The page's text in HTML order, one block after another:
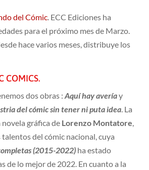
del Cómic. ECC Ediciones ha
para el próximo mes de Marzo.
hace varios meses, distribuye los
COMICS.
dos obras :Aquí hay averíay
del cómic sin tener ni puta idea. La
gráfica de Lorenzo Montatore,
del cómic nacional, cuya
(2015-2022) ha estado
de lo mejor de 2022. En cuanto a la